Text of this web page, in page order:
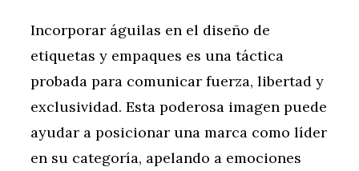
Incorporar águilas en el diseño de
etiquetas y empaques es una táctica
probada para comunicar fuerza, libertad y
exclusividad. Esta poderosa imagen puede
ayudar a posicionar una marca como líder
en su categoría, apelando a emociones